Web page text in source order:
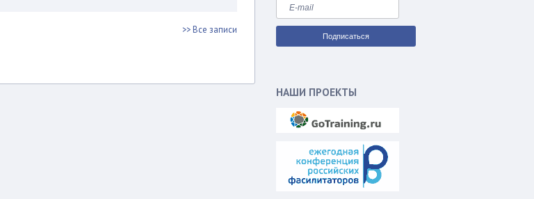
>> Все записи
НАШИ ПРОЕКТЫ